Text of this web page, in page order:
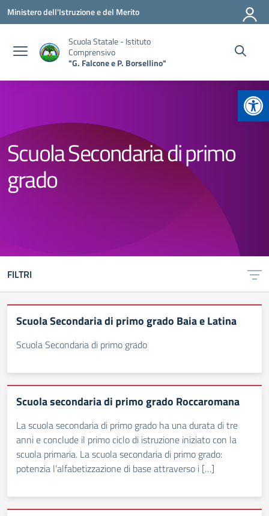
Vai ai contenuti
Vai al menu di navigazione
Vai al footer
Ministero dell'Istruzione e del Merito
Scuola Statale - Istituto
Comprensivo
"G. Falcone e P. Borsellino"
Scuola Secondaria di primo
grado
FILTRI
Scuola Secondaria di primo grado Baia e Latina
Scuola Secondaria di primo grado
Scuola secondaria di primo grado Roccaromana
La scuola secondaria di primo grado ha una durata di tre
anni e conclude il primo ciclo di istruzione iniziato con la
scuola primaria. La scuola secondaria di primo grado:
potenzia l’alfabetizzazione di base attraverso i […]